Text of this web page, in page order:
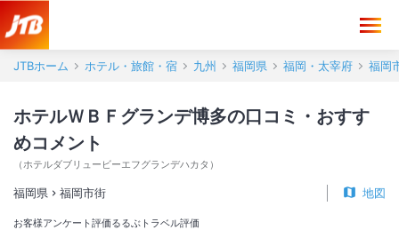
JTBホーム ホテル・旅館・宿 九州 福岡県 福岡・太宰府 福岡
ホテルＷＢＦグランデ博多の口コミ・おすす
めコメント
（ホテルダブリュービーエフグランデハカタ ）
福岡県 福岡市街 地図
お客様アンケート評価るるぶトラベル評価